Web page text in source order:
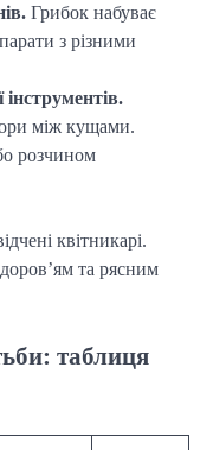
Грибок набуває
з різними
інструментів.
між кущами.
розчином
квітникарі.
та рясним
таблиця